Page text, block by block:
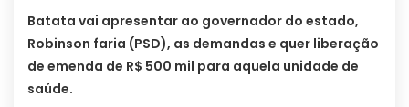
Batata vai apresentar ao governador do estado,
Robinson faria (PSD), as demandas e quer liberação
de emenda de R$ 500 mil para aquela unidade de
saúde.